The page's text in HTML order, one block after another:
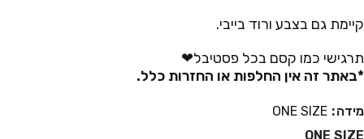
קיימת גם בצבע ורוד בייבי.
תרגישי כמו קסם בכל פסטיבל❤
*באתר זה אין החלפות או החזרות כלל.
מידה
ONE SIZE
ONE SIZE